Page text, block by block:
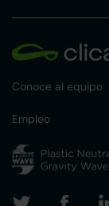
Conoce al equipo
Empleo